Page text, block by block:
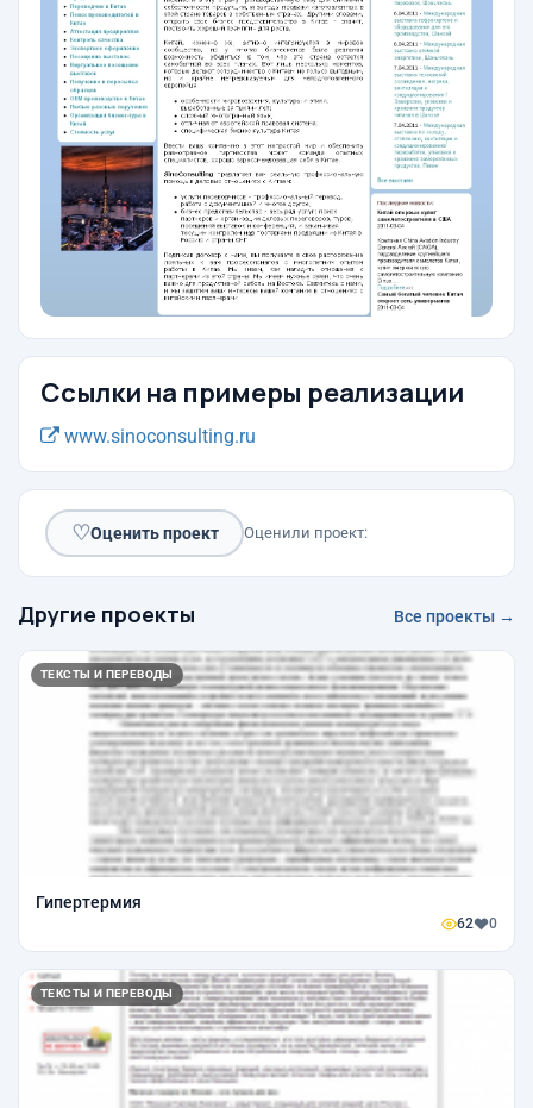
Ссылки на примеры реализации
www.sinoconsulting.ru
♡Оценить проект Оценили проект:
Другие проекты Все проекты →
ТЕКСТЫ И ПЕРЕВОДЫ
Гипертермия
62 0
ТЕКСТЫ И ПЕРЕВОДЫ